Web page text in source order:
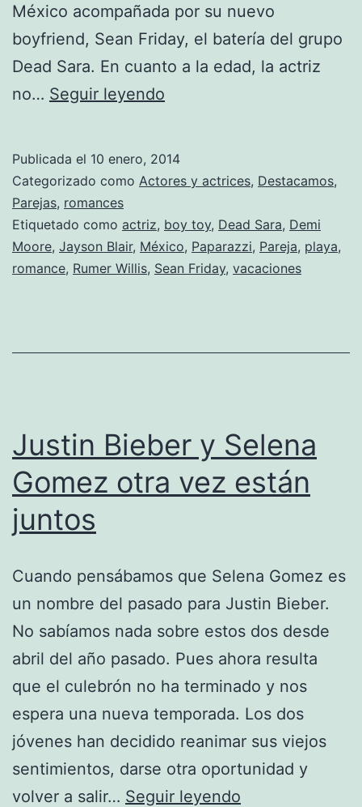
México acompañada por su nuevo
boyfriend, Sean Friday, el batería del grupo
Dead Sara. En cuanto a la edad, la actriz
no… Seguir leyendo
lo
en
grande
Publicada el 10 enero, 2014
Categorizado como Actores y actrices, Destacamos,
Parejas, romances
Etiquetado como actriz, boy toy, Dead Sara, Demi
Moore, Jayson Blair, México, Paparazzi, Pareja, playa,
romance, Rumer Willis, Sean Friday, vacaciones
Justin Bieber y Selena
Gomez otra vez están
juntos
Cuando pensábamos que Selena Gomez es
un nombre del pasado para Justin Bieber.
No sabíamos nada sobre estos dos desde
abril del año pasado. Pues ahora resulta
que el culebrón no ha terminado y nos
espera una nueva temporada. Los dos
jóvenes han decidido reanimar sus viejos
sentimientos, darse otra oportunidad y
volver a salir… Seguir leyendo